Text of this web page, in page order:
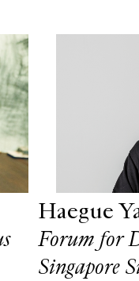
Haegue
Forum for
Singapore